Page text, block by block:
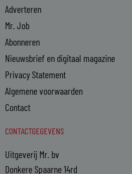
Adverteren
Mr. Job
Abonneren
Nieuwsbrief en digitaal magazine
Privacy Statement
Algemene voorwaarden
Contact
CONTACTGEGEVENS
Uitgeverij Mr. bv
Donkere Spaarne 14rd